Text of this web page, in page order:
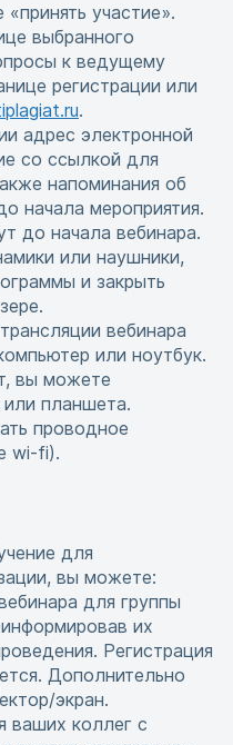
участие».
выбранного
к ведущему
регистрации или
.
адрес электронной
со ссылкой для
напоминания об
начала мероприятия.
до начала вебинара.
или наушники,
и закрыть
вебинара
или ноутбук.
вы можете
планшета.
проводное
wi-fi).
для
вы можете:
для группы
их
Регистрация
Дополнительно
экран.
ваших коллег с